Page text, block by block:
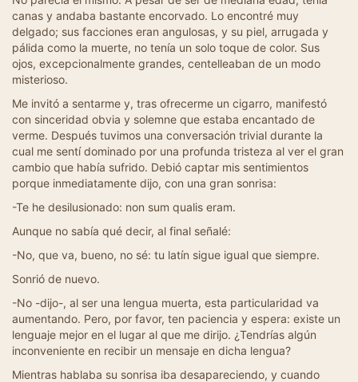
canas y andaba bastante encorvado. Lo encontré muy
delgado; sus facciones eran angulosas, y su piel, arrugada y
pálida como la muerte, no tenía un solo toque de color. Sus
ojos, excepcionalmente grandes, centelleaban de un modo
misterioso.
Me invitó a sentarme y, tras ofrecerme un cigarro, manifestó
con sinceridad obvia y solemne que estaba encantado de
verme. Después tuvimos una conversación trivial durante la
cual me sentí dominado por una profunda tristeza al ver el gran
cambio que había sufrido. Debió captar mis sentimientos
porque inmediatamente dijo, con una gran sonrisa:
-Te he desilusionado: non sum qualis eram.
Aunque no sabía qué decir, al final señalé:
-No, que va, bueno, no sé: tu latín sigue igual que siempre.
Sonrió de nuevo.
-No -dijo-, al ser una lengua muerta, esta particularidad va
aumentando. Pero, por favor, ten paciencia y espera: existe un
lenguaje mejor en el lugar al que me dirijo. ¿Tendrías algún
inconveniente en recibir un mensaje en dicha lengua?
Mientras hablaba su sonrisa iba desapareciendo, y cuando